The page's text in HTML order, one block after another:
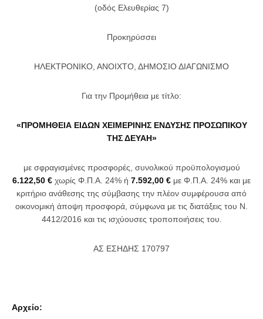
(οδός Ελευθερίας 7)
Προκηρύσσει
ΗΛΕΚΤΡΟΝΙΚΟ, ΑΝΟΙΧΤΟ, ΔΗΜΟΣΙΟ ΔΙΑΓΩΝΙΣΜΟ
Για την Προμήθεια με τίτλο:
«ΠΡΟΜΗΘΕΙΑ ΕΙΔΩΝ ΧΕΙΜΕΡΙΝΗΣ ΕΝΔΥΣΗΣ ΠΡΟΣΩΠΙΚΟΥ
ΤΗΣ ΔΕΥΑΗ»
με σφραγισμένες προσφορές, συνολικού προϋπολογισμού
6.122,50 € χωρίς Φ.Π.Α. 24% ή 7.592,00 € με Φ.Π.Α. 24% και με
κριτήριο ανάθεσης της σύμβασης την πλέον συμφέρουσα από
οικονομική άποψη προσφορά, σύμφωνα με τις διατάξεις του Ν.
4412/2016 και τις ισχύουσες τροποποιήσεις του.
ΑΣ ΕΣΗΔΗΣ 170797
Αρχείο: